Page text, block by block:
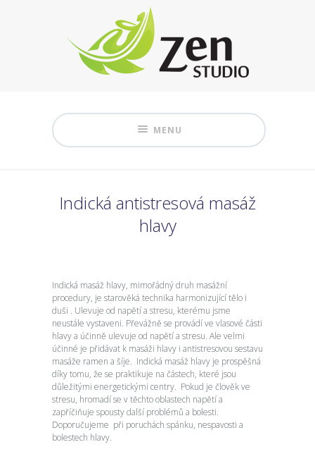
MENU
Indická antistresová masáž
hlavy
Indická masáž hlavy, mimořádný druh masážní
procedury, je starověká technika harmonizující tělo i
duši . Ulevuje od napětí a stresu, kterému jsme
neustále vystaveni. Převážně se provádí ve vlasové části
hlavy a účinně ulevuje od napětí a stresu. Ale velmi
účinné je přidávat k masáži hlavy i antistresovou sestavu
masáže ramen a šíje. Indická masáž hlavy je prospěšná
díky tomu, že se praktikuje na částech, které jsou
důležitými energetickými centry. Pokud je člověk ve
stresu, hromadí se v těchto oblastech napětí a
zapříčiňuje spousty další problémů a bolesti.
Doporučujeme při poruchách spánku, nespavosti a
bolestech hlavy.